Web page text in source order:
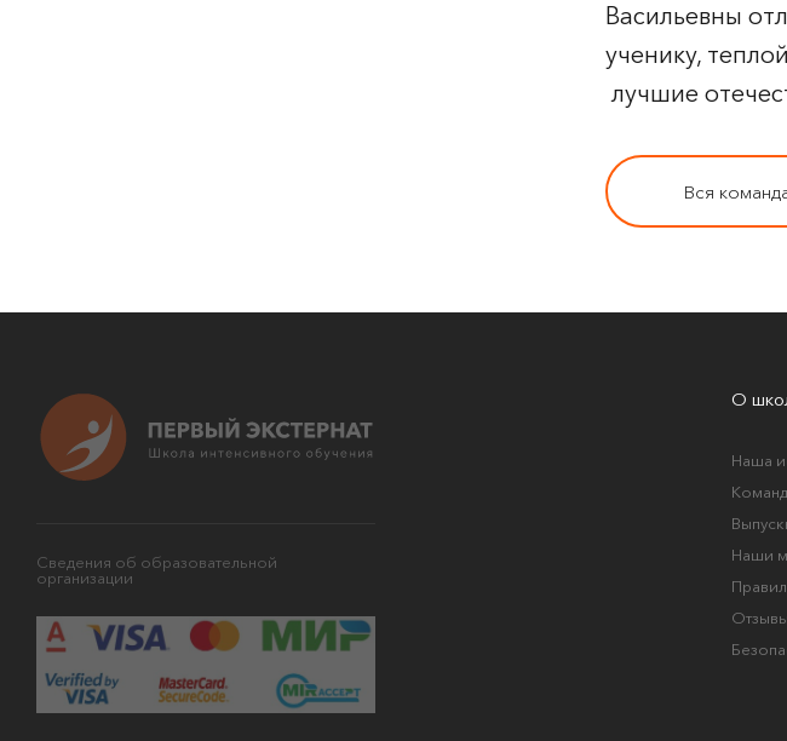
Васильевны
ученику,
лучшие
Вся
Сведения об образовательной
организации
О
Наша
Наши
Отзывы